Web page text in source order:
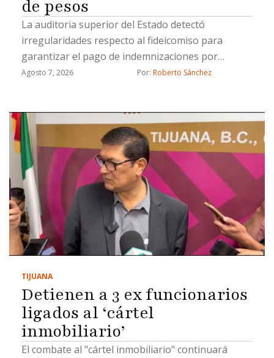
de pesos
La auditoria superior del Estado detectó
irregularidades respecto al fideicomiso para
garantizar el pago de indemnizaciones por
fallecimiento a los causahabientes del personal
Agosto 7, 2026 Por: Roberto Sánchez
TIJUANA
Detienen a 3 ex funcionarios
ligados al ‘cártel
inmobiliario’
El combate al "cártel inmobiliario" continuará